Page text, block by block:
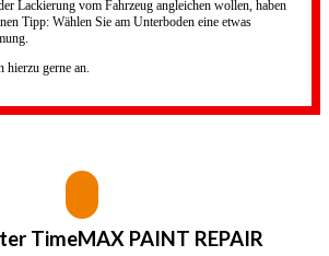
Lackierung vom Fahrzeug angleichen wollen, haben
Tipp: Wählen Sie am Unterboden eine etwas
hierzu gerne an.
TimeMAX PAINT REPAIR